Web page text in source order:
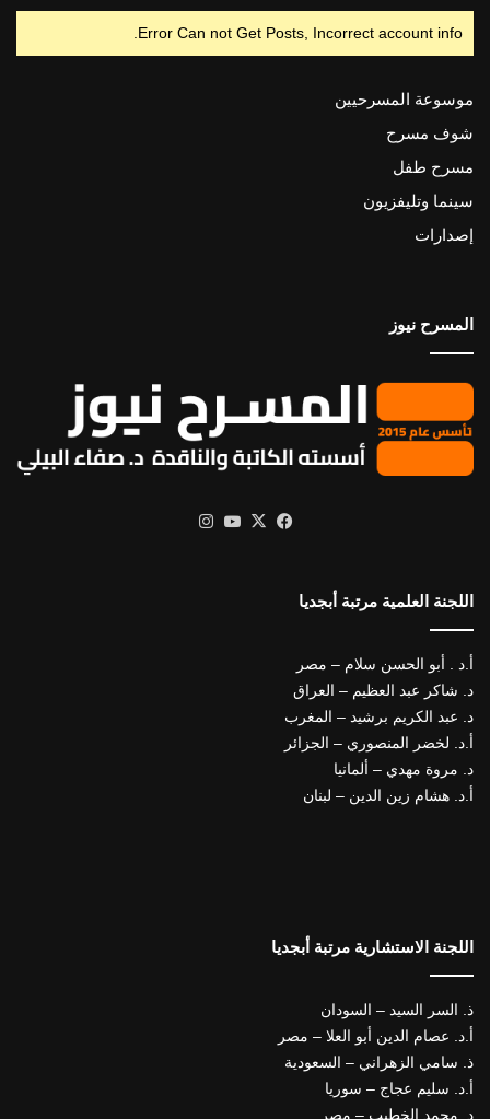
Error Can not Get Posts, Incorrect account info.
موسوعة المسرحيين
شوف مسرح
مسرح طفل
سينما وتليفزيون
إصدارات
المسرح نيوز
فيسبوك
X يوتيوب
اللجنة العلمية مرتبة أبجديا
أ.د . أبو الحسن سلام – مصر
د. شاكر عبد العظيم – العراق
د. عبد الكريم برشيد – المغرب
أ.د. لخضر المنصوري – الجزائر
د. مروة مهدي – ألمانيا
أ.د. هشام زين الدين – لبنان
اللجنة الاستشارية مرتبة أبجديا
ذ. السر السيد – السودان
أ.د. عصام الدين أبو العلا – مصر
ذ. سامي الزهراني – السعودية
أ.د. سليم عجاج – سوريا
د. محمد الخطيب – مصر